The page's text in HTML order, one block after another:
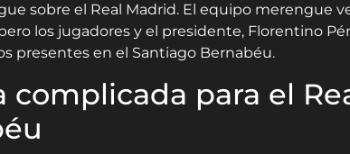
sobre el Real Madrid. El equipo merengue
los jugadores y el presidente, Florentino
presentes en el Santiago Bernabéu.
complicada para el